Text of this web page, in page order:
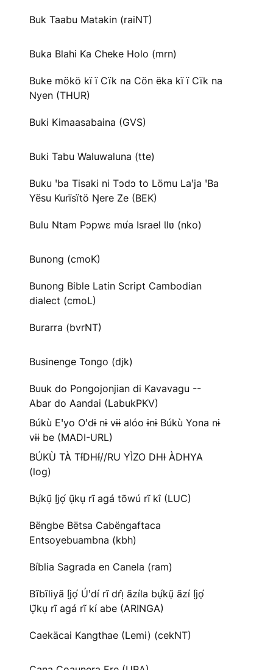
Buk Taabu Matakin (raiNT)
Buka Blahi Ka Cheke Holo (mrn)
Buke mökö kï ï Cïk na Cön ëka kï ï Cïk na
Nyen (THUR)
Buki Kimaasabaina (GVS)
Buki Tabu Waluwaluna (tte)
Buku ꞌba Tisaki ni Tɔdɔ to Lömu Laꞌja ꞌBa
Yësu Kurïsïtö Ŋere Ze (BEK)
Bulu Ntam Pɔpwɛ mʋ́a Israel Ɩlʋ (nko)
Bunong (cmoK)
Bunong Bible Latin Script Cambodian
dialect (cmoL)
Burarra (bvrNT)
Businenge Tongo (djk)
Buuk do Pongojonjian di Kavavagu --
Abar do Aandai (LabukPKV)
Búkù Eꞌyo Oꞌdɨ nɨ vɨɨ alóo ɨnɨ Búkù Yona nɨ
vɨɨ be (MADI-URL)
BÚKÙ TÀ TƗ́DHƗ́//RU YÌZO DHƗ ÀDHYA
(log)
Bụ́kụ̃ Ị́jọ́ ụ̃kụ rĩ agá tõwú rĩ kî (LUC)
Bëngbe Bëtsa Cabëngaftaca
Entsoyebuambna (kbh)
Bíblia Sagrada en Canela (ram)
Bĩbĩliyã Ị́jọ́ Úꞌdí rĩ drị̂ ãzíla bụ́kụ̃ ãzí Ị́jọ́
Ụ̃kụ rĩ agá rĩ kí abe (ARINGA)
Caekäcai Kangthae (Lemi) (cekNT)